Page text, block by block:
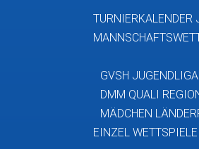
TURNIERKALENDER
GVSH
DMM QUALI
MÄDCHEN
EINZEL WETTSPIELE